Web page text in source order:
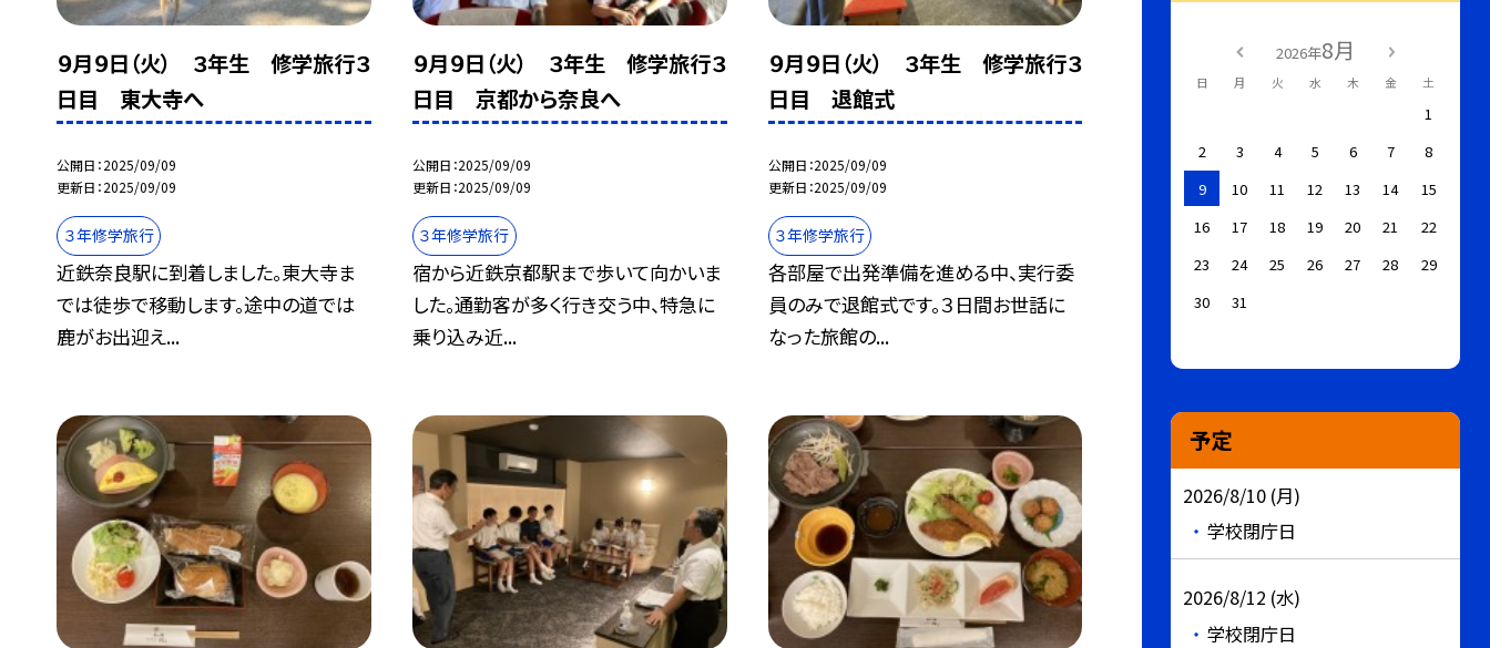
９月９日（火） ３年生 修学旅行３
日目 東大寺へ
公開日 2025/09/09
更新日 2025/09/09
３年修学旅行
近鉄奈良駅に到着しました。東大寺ま
では徒歩で移動します。途中の道では
鹿がお出迎え...
９月９日（火） ３年生 修学旅行３
日目 京都から奈良へ
公開日 2025/09/09
更新日 2025/09/09
３年修学旅行
宿から近鉄京都駅まで歩いて向かいま
した。通勤客が多く行き交う中、特急に
乗り込み近...
９月９日（火） ３年生 修学旅行３
日目 退館式
公開日 2025/09/09
更新日 2025/09/09
３年修学旅行
各部屋で出発準備を進める中、実行委
員のみで退館式です。３日間お世話に
なった旅館の...
2026年8月
日 月 火 水 木 金 土
1
2
3 4 5 6 7
8
9
10 11 12 13 14
15
16
17 18 19 20 21
22
23
24 25 26 27 28
29
30
31
予定
2026/8/10 (月)
学校閉庁日
2026/8/12 (水)
学校閉庁日